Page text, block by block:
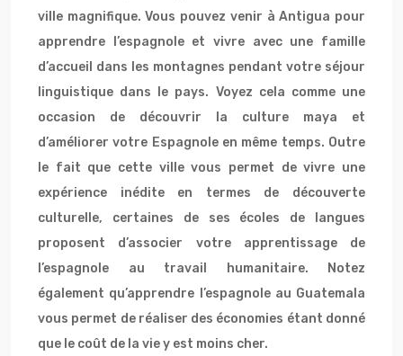
ville magnifique. Vous pouvez venir à Antigua pour
apprendre l’espagnole et vivre avec une famille
d’accueil dans les montagnes pendant votre séjour
linguistique dans le pays. Voyez cela comme une
occasion de découvrir la culture maya et
d’améliorer votre Espagnole en même temps. Outre
le fait que cette ville vous permet de vivre une
expérience inédite en termes de découverte
culturelle, certaines de ses écoles de langues
proposent d’associer votre apprentissage de
l’espagnole au travail humanitaire. Notez
également qu’apprendre l’espagnole au Guatemala
vous permet de réaliser des économies étant donné
que le coût de la vie y est moins cher.